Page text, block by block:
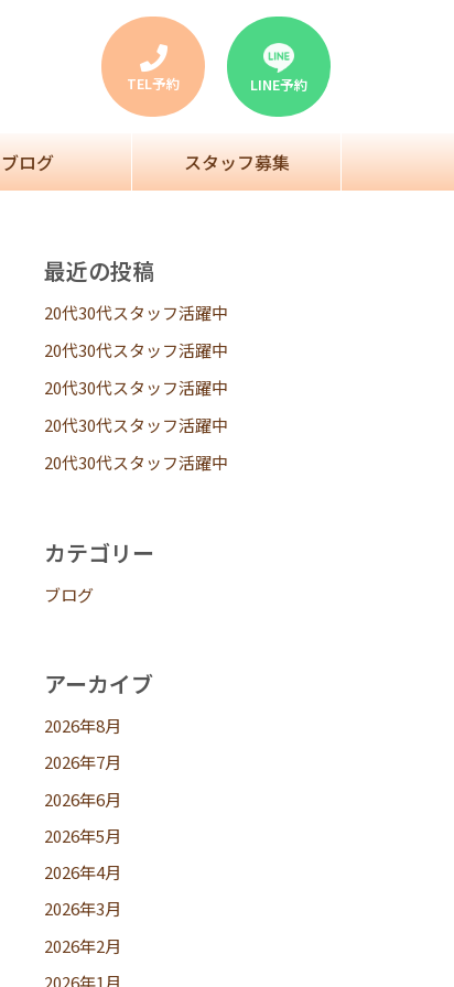
TEL予約 LINE予約
ブログ スタッフ募集
最近の投稿
20代30代スタッフ活躍中
20代30代スタッフ活躍中
20代30代スタッフ活躍中
20代30代スタッフ活躍中
20代30代スタッフ活躍中
カテゴリー
ブログ
アーカイブ
2026年8月
2026年7月
2026年6月
2026年5月
2026年4月
2026年3月
2026年2月
2026年1月